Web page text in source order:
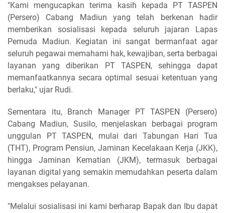
"Kami mengucapkan terima kasih kepada PT TASPEN
(Persero) Cabang Madiun yang telah berkenan hadir
memberikan sosialisasi kepada seluruh jajaran Lapas
Pemuda Madiun. Kegiatan ini sangat bermanfaat agar
seluruh pegawai memahami hak, kewajiban, serta berbagai
layanan yang diberikan PT TASPEN, sehingga dapat
memanfaatkannya secara optimal sesuai ketentuan yang
berlaku," ujar Rudi.
Sementara itu, Branch Manager PT TASPEN (Persero)
Cabang Madiun, Susilo, menjelaskan berbagai program
unggulan PT TASPEN, mulai dari Tabungan Hari Tua
(THT), Program Pensiun, Jaminan Kecelakaan Kerja (JKK),
hingga Jaminan Kematian (JKM), termasuk berbagai
layanan digital yang semakin memudahkan peserta dalam
mengakses pelayanan.
"Melalui sosialisasi ini kami berharap Bapak dan Ibu dapat